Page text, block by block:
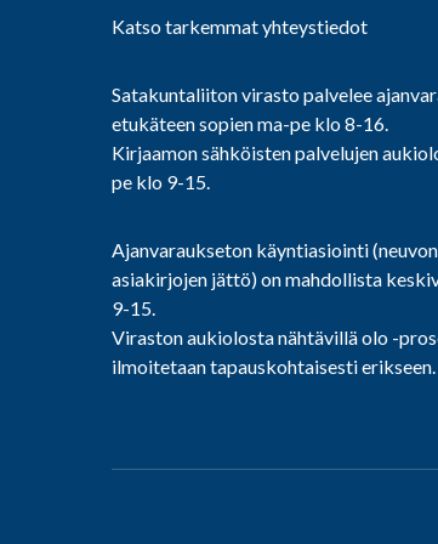
Katso tarkemmat yhteystiedot
Satakuntaliiton virasto palvelee
etukäteen sopien ma-pe klo 8-16.
Kirjaamon sähköisten palvelujen
pe klo 9-15.
Ajanvaraukseton käyntiasiointi
asiakirjojen jättö) on mahdollista
9-15.
Viraston aukiolosta nähtävillä olo -
ilmoitetaan tapauskohtaisesti erikseen.